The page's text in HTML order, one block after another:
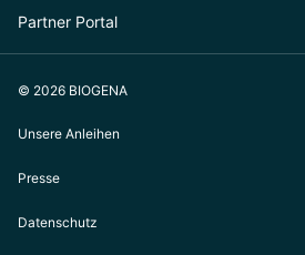
Partner Portal
© 2026 BIOGENA
Unsere Anleihen
Presse
Datenschutz